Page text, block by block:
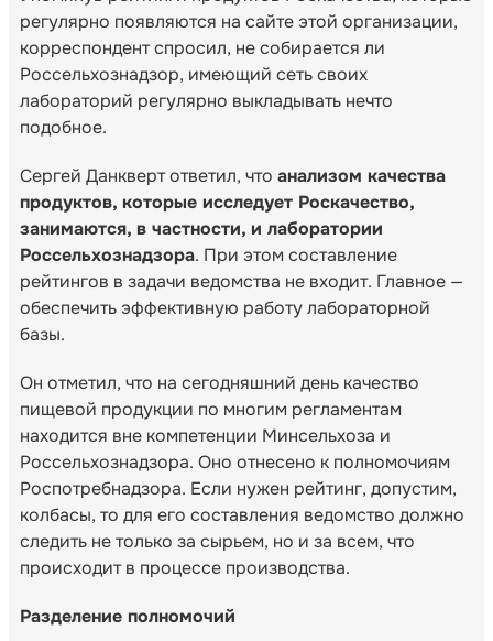
регулярно появляются на сайте этой организации,
корреспондент спросил, не собирается ли
Россельхознадзор, имеющий сеть своих
лабораторий регулярно выкладывать нечто
подобное.
Сергей Данкверт ответил, что анализом качества
продуктов, которые исследует Роскачество,
занимаются, в частности, и лаборатории
Россельхознадзора. При этом составление
рейтингов в задачи ведомства не входит. Главное —
обеспечить эффективную работу лабораторной
базы.
Он отметил, что на сегодняшний день качество
пищевой продукции по многим регламентам
находится вне компетенции Минсельхоза и
Россельхознадзора. Оно отнесено к полномочиям
Роспотребнадзора. Если нужен рейтинг, допустим,
колбасы, то для его составления ведомство должно
следить не только за сырьем, но и за всем, что
происходит в процессе производства.
Разделение полномочий